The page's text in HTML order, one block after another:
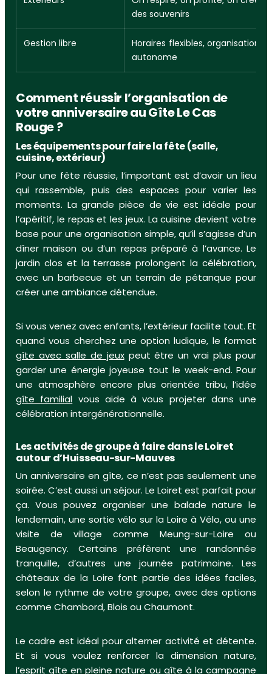
des souvenirs
Gestion libre
Horaires flexibles, organisation
autonome
Comment réussir l’organisation de
votre anniversaire au Gîte Le Cas
Rouge ?
Les équipements pour faire la fête (salle,
cuisine, extérieur)
Pour une fête réussie, l’important est d’avoir un lieu
qui rassemble, puis des espaces pour varier les
moments. La grande pièce de vie est idéale pour
l’apéritif, le repas et les jeux. La cuisine devient votre
base pour une organisation simple, qu’il s’agisse d’un
dîner maison ou d’un repas préparé à l’avance. Le
jardin clos et la terrasse prolongent la célébration,
avec un barbecue et un terrain de pétanque pour
créer une ambiance détendue.
Si vous venez avec enfants, l’extérieur facilite tout. Et
quand vous cherchez une option ludique, le format
gîte avec salle de jeuxpeut être un vrai plus pour
garder une énergie joyeuse tout le week-end. Pour
une atmosphère encore plus orientée tribu, l’idée
gîte familial vous aide à vous projeter dans une
célébration intergénérationnelle.
Les activités de groupe à faire dans le Loiret
autour d’Huisseau-sur-Mauves
Un anniversaire en gîte, ce n’est pas seulement une
soirée. C’est aussi un séjour. Le Loiret est parfait pour
ça. Vous pouvez organiser une balade nature le
lendemain, une sortie vélo sur la Loire à Vélo, ou une
visite de village comme Meung-sur-Loire ou
Beaugency. Certains préfèrent une randonnée
tranquille, d’autres une journée patrimoine. Les
châteaux de la Loire font partie des idées faciles,
selon le rythme de votre groupe, avec des options
comme Chambord, Blois ou Chaumont.
Le cadre est idéal pour alterner activité et détente.
Et si vous voulez renforcer la dimension nature,
l’espritgîte en pleine nature ou gîte à la campagne